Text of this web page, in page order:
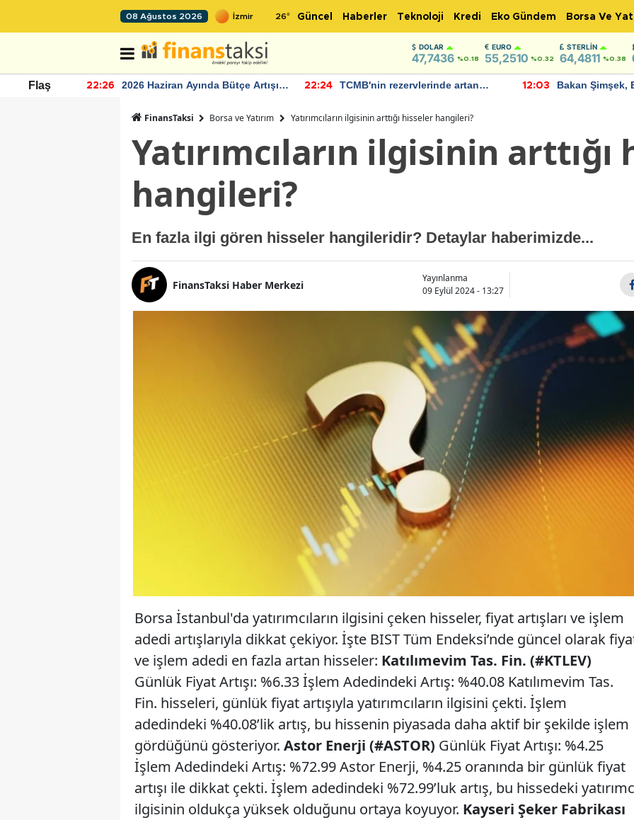
08 Ağustos 2026 26° Güncel Haberler Teknoloji Kredi Eko Gündem Borsa Ve
DOLAR
47,7436 %0.18
EURO
55,2510 %0.32
STERLIN
64,4811 %0.38
Flaş 22:26
2026 Haziran Ayında Bütçe Artışı
22:24
TCMB'nin rezervlerinde artan
12:03
Bakan Şimşek,
FinansTaksi Borsa ve Yatırım Yatırımcıların ilgisinin arttığı hisseler hangileri?
Yatırımcıların ilgisinin arttığı
hangileri?
En fazla ilgi gören hisseler hangileridir? Detaylar haberimizde...
FinansTaksi Haber Merkezi
Yayınlanma
09 Eylül 2024 - 13:27
Borsa İstanbul'da yatırımcıların ilgisini çeken hisseler, fiyat artışları ve işlem
adedi artışlarıyla dikkat çekiyor. İşte BIST Tüm Endeksi’nde güncel olarak
ve işlem adedi en fazla artan hisseler: Katılımevim Tas. Fin. (#KTLEV)
Günlük Fiyat Artışı: %6.33 İşlem Adedindeki Artış: %40.08 Katılımevim Tas.
Fin. hisseleri, günlük fiyat artışıyla yatırımcıların ilgisini çekti. İşlem
adedindeki %40.08’lik artış, bu hissenin piyasada daha aktif bir şekilde işlem
gördüğünü gösteriyor. Astor Enerji (#ASTOR) Günlük Fiyat Artışı: %4.25
İşlem Adedindeki Artış: %72.99 Astor Enerji, %4.25 oranında bir günlük fiyat
artışı ile dikkat çekti. İşlem adedindeki %72.99’luk artış, bu hissedeki
ilgisinin oldukça yüksek olduğunu ortaya koyuyor. Kayseri Şeker Fabrikası